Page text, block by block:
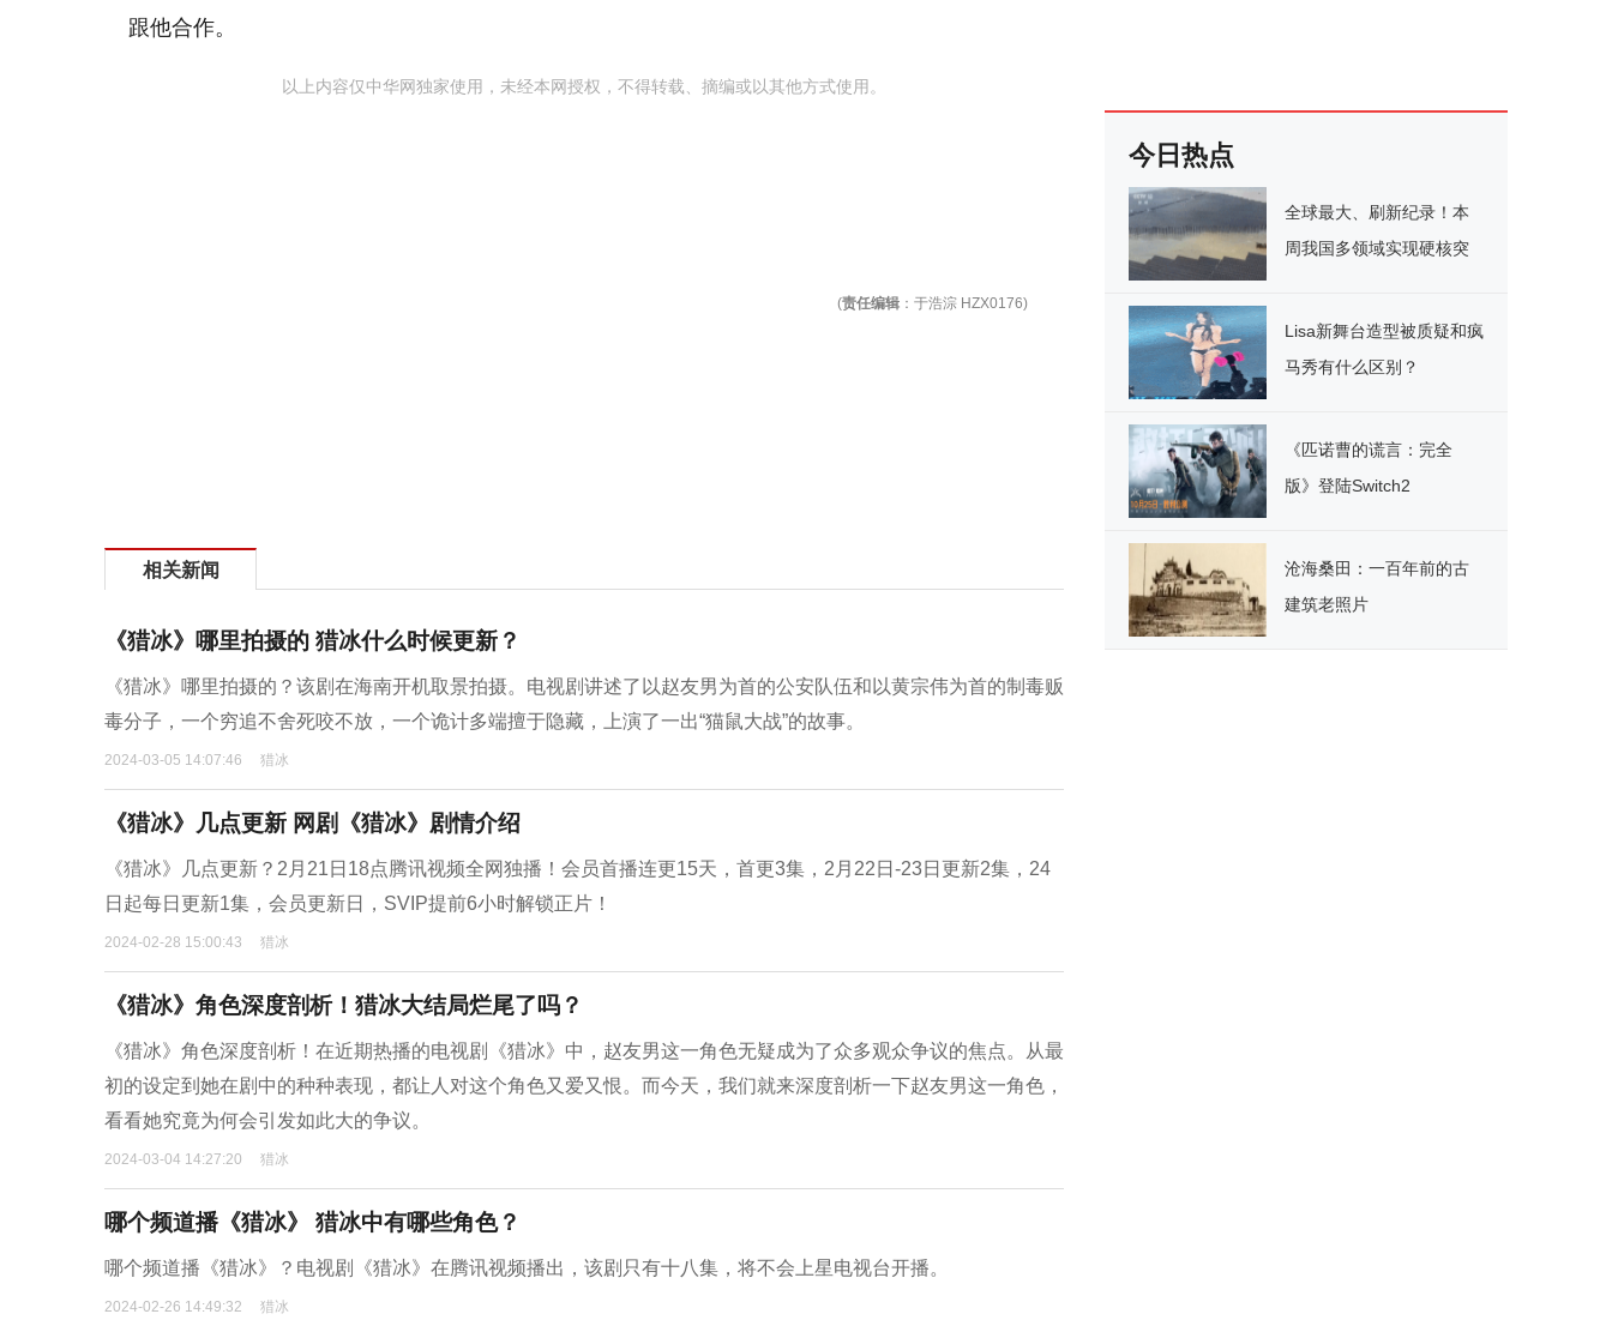
跟他合作。
以上内容仅中华网独家使用，未经本网授权，不得转载、摘编或以其他方式使用。
(责任编辑 ：于浩淙 HZX0176)
相关新闻
《猎冰》哪里拍摄的 猎冰什么时候更新？
《猎冰》哪里拍摄的？该剧在海南开机取景拍摄。电视剧讲述了以赵友男为首的公安队伍和以黄宗伟为首的制毒贩
毒分子，一个穷追不舍死咬不放，一个诡计多端擅于隐藏，上演了一出“猫鼠大战”的故事。
2024-03-05 14:07:46 猎冰
《猎冰》几点更新 网剧《猎冰》剧情介绍
《猎冰》几点更新？2月21日18点腾讯视频全网独播！会员首播连更15天，首更3集，2月22日-23日更新2集，24
日起每日更新1集，会员更新日，SVIP提前6小时解锁正片！
2024-02-28 15:00:43 猎冰
《猎冰》角色深度剖析！猎冰大结局烂尾了吗？
《猎冰》角色深度剖析！在近期热播的电视剧《猎冰》中，赵友男这一角色无疑成为了众多观众争议的焦点。从最
初的设定到她在剧中的种种表现，都让人对这个角色又爱又恨。而今天，我们就来深度剖析一下赵友男这一角色，
看看她究竟为何会引发如此大的争议。
2024-03-04 14:27:20 猎冰
哪个频道播《猎冰》 猎冰中有哪些角色？
哪个频道播《猎冰》？电视剧《猎冰》在腾讯视频播出，该剧只有十八集，将不会上星电视台开播。
2024-02-26 14:49:32 猎冰
今日热点
全球最大、刷新纪录！本
周我国多领域实现硬核突
Lisa新舞台造型被质疑和疯
马秀有什么区别？
《匹诺曹的谎言：完全
版》登陆Switch2
沧海桑田：一百年前的古
建筑老照片